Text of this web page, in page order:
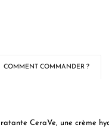
COMMENT COMMANDER ?
CeraVe, une crème